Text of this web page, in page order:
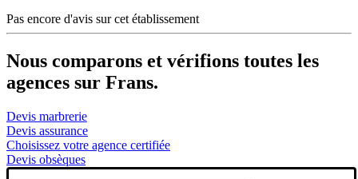
Pas encore d'avis sur cet établissement
Nous comparons et vérifions toutes les
agences sur Frans.
Devis marbrerie
Devis assurance
Choisissez votre agence certifiée
Devis obsèques